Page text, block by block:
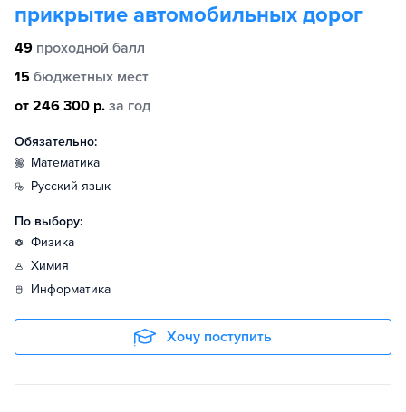
прикрытие автомобильных дорог
49 проходной балл
15 бюджетных мест
от 246 300 р. за год
Обязательно:
математика
русский язык
По выбору:
физика
химия
информатика
Хочу поступить